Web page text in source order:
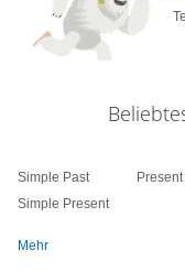
Simple Past
Simple Present
Mehr